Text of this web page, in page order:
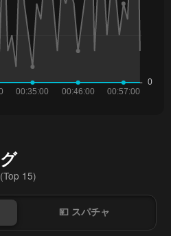
15)
💴 スパチャ